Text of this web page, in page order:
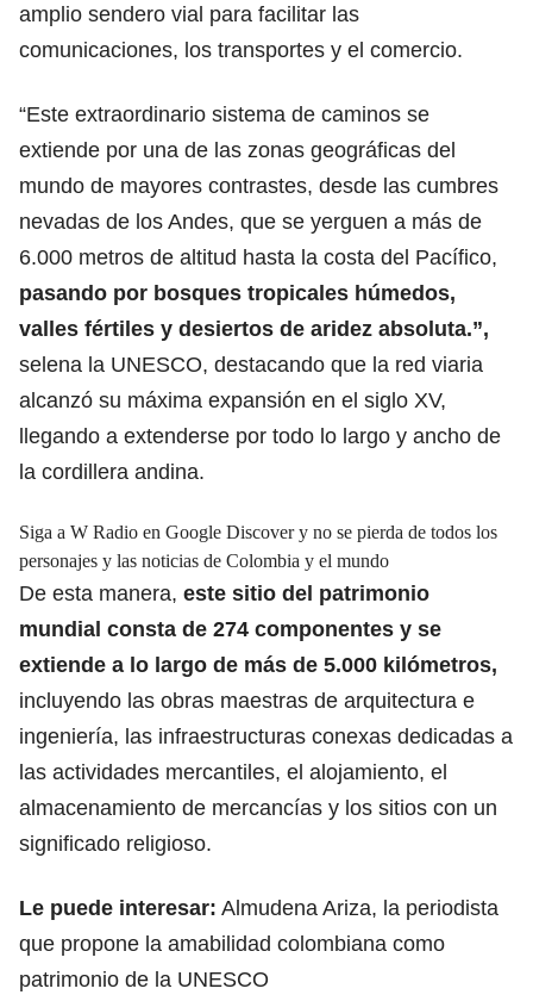
amplio sendero vial para facilitar las
comunicaciones, los transportes y el comercio.
“Este extraordinario sistema de caminos se
extiende por una de las zonas geográficas del
mundo de mayores contrastes, desde las cumbres
nevadas de los Andes, que se yerguen a más de
6.000 metros de altitud hasta la costa del Pacífico,
pasando por bosques tropicales húmedos,
valles fértiles y desiertos de aridez absoluta.”,
selena la UNESCO, destacando que la red viaria
alcanzó su máxima expansión en el siglo XV,
llegando a extenderse por todo lo largo y ancho de
la cordillera andina.
Siga a W Radio en Google Discover y no se pierda de todos los
personajes y las noticias de Colombia y el mundo
De esta manera, este sitio del patrimonio
mundial consta de 274 componentes y se
extiende a lo largo de más de 5.000 kilómetros,
incluyendo las obras maestras de arquitectura e
ingeniería, las infraestructuras conexas dedicadas a
las actividades mercantiles, el alojamiento, el
almacenamiento de mercancías y los sitios con un
significado religioso.
Le puede interesar: Almudena Ariza, la periodista
que propone la amabilidad colombiana como
patrimonio de la UNESCO